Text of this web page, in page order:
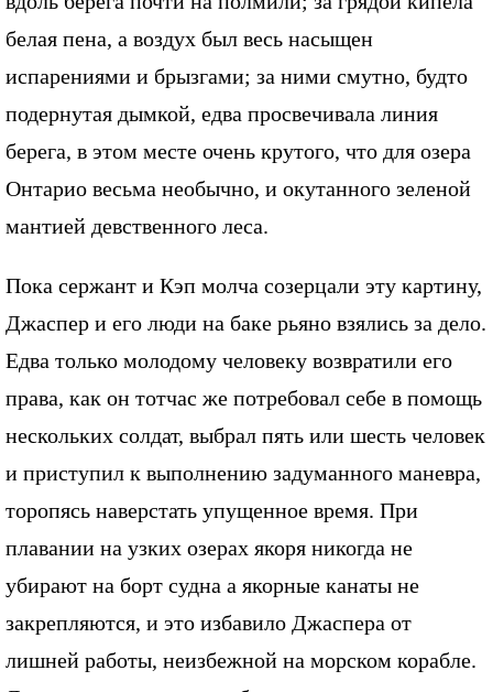
белая пена, а воздух был весь насыщен
испарениями и брызгами; за ними смутно, будто
подернутая дымкой, едва просвечивала линия
берега, в этом месте очень крутого, что для озера
Онтарио весьма необычно, и окутанного зеленой
мантией девственного леса.
Пока сержант и Кэп молча созерцали эту картину,
Джаспер и его люди на баке рьяно взялись за дело.
Едва только молодому человеку возвратили его
права, как он тотчас же потребовал себе в помощь
нескольких солдат, выбрал пять или шесть человек
и приступил к выполнению задуманного маневра,
торопясь наверстать упущенное время. При
плавании на узких озерах якоря никогда не
убирают на борт судна а якорные канаты не
закрепляются, и это избавило Джаспера от
лишней работы, неизбежной на морском корабле.